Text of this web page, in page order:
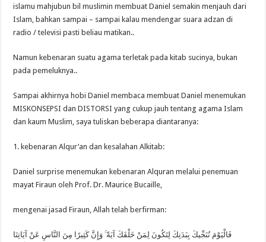
islamu mahjubun bil muslimin membuat Daniel semakin menjauh dari
Islam, bahkan sampai – sampai kalau mendengar suara adzan di
radio / televisi pasti beliau matikan..
Namun kebenaran suatu agama terletak pada kitab sucinya, bukan
pada pemeluknya..
Sampai akhirnya hobi Daniel membaca membuat Daniel menemukan
MISKONSEPSI dan DISTORSI yang cukup jauh tentang agama Islam
dan kaum Muslim, saya tuliskan beberapa diantaranya:
1. kebenaran Alqur’an dan kesalahan Alkitab:
Daniel surprise menemukan kebenaran Alquran melalui penemuan
mayat Firaun oleh Prof. Dr. Maurice Bucaille,
mengenai jasad Firaun, Allah telah berfirman:
فَالْيَوْمَ نُنَجِّيكَ بِبَدَنِكَ لِتَكُونَ لِمَنْ خَلْفَكَ آيَةً ۚ وَإِنَّ كَثِيرًا مِنَ النَّاسِ عَنْ آيَاتِنَا